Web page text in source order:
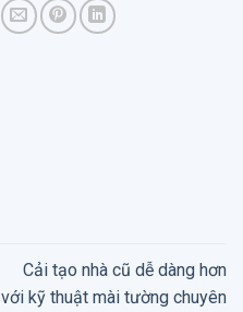
Cải tạo nhà cũ dễ dàng hơn
với kỹ thuật mài tường chuyên